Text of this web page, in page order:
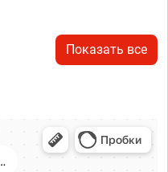
Показать все